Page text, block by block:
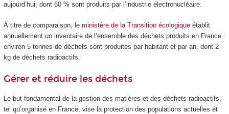
aujourd’hui, dont 60 % sont produits par l’industrie électronucléaire.
À titre de comparaison, le ministère de la Transition écologiqueétablit
annuellement un inventaire de l’ensemble des déchets produits en France :
environ 5 tonnes de déchets sont produites par habitant et par an, dont 2
kg de déchets radioactifs.
Gérer et réduire les déchets
Le but fondamental de la gestion des matières et des déchets radioactifs,
tel qu’organisé en France, vise la protection des populations actuelles et